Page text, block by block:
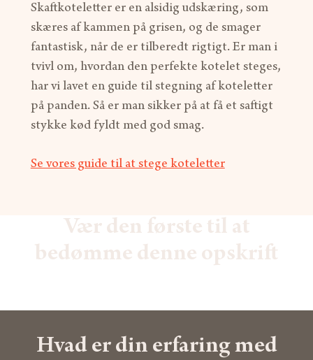
Skaftkoteletter er en alsidig udskæring, som
skæres af kammen på grisen, og de smager
fantastisk, når de er tilberedt rigtigt. Er man i
tvivl om, hvordan den perfekte kotelet steges,
har vi lavet en guide til stegning af koteletter
på panden. Så er man sikker på at få et saftigt
stykke kød fyldt med god smag.
Se vores guide til at stege koteletter
Vær den første til at
bedømme denne opskrift
Hvad er din erfaring med